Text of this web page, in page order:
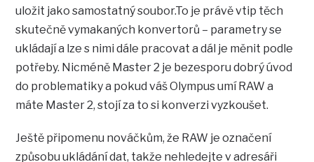
uložit jako samostatný soubor.To je právě vtip těch
skutečně vymakaných konvertorů – parametry se
ukládají a lze s nimi dále pracovat a dál je měnit podle
potřeby. Nicméně Master 2 je bezesporu dobrý úvod
do problematiky a pokud váš Olympus umí RAW a
máte Master 2, stojí za to si konverzi vyzkoušet.
Ještě připomenu nováčkům, že RAW je označení
způsobu ukládání dat, takže nehledejte v adresáři